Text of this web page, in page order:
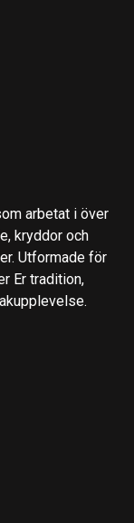
arbetat i över
kryddor och
Utformade för
Er tradition,